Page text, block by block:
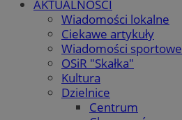
AKTUALNOŚCI
Wiadomości lokalne
Ciekawe artykuły
Wiadomości sportowe
OSiR "Skałka"
Kultura
Dzielnice
Centrum